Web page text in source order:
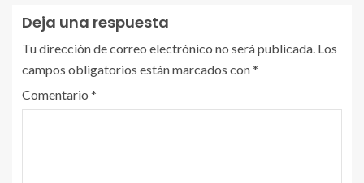
Deja una respuesta
Tu dirección de correo electrónico no será publicada. Los
campos obligatorios están marcados con*
Comentario *